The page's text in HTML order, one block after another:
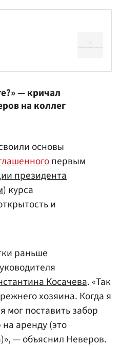
— кричал
на коллег
основы
первым
президента
) курса
и
раньше
Косачева. «Так
хозяина. Когда я
мог поставить забор
аренду (это
— объяснил Неверов.